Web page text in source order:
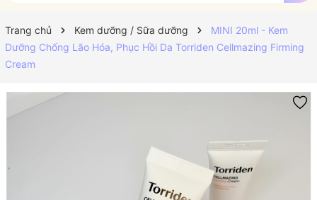
Trang chủ Kem dưỡng / Sữa dưỡng
MINI 20ml - Kem
Dưỡng Chống Lão Hóa, Phục Hồi Da Torriden Cellmazing Firming
Cream